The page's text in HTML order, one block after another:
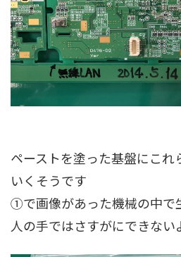
ペーストを塗った基盤にこれ
いくそうです
①で画像があった機械の中で
人の手ではさすがにできない